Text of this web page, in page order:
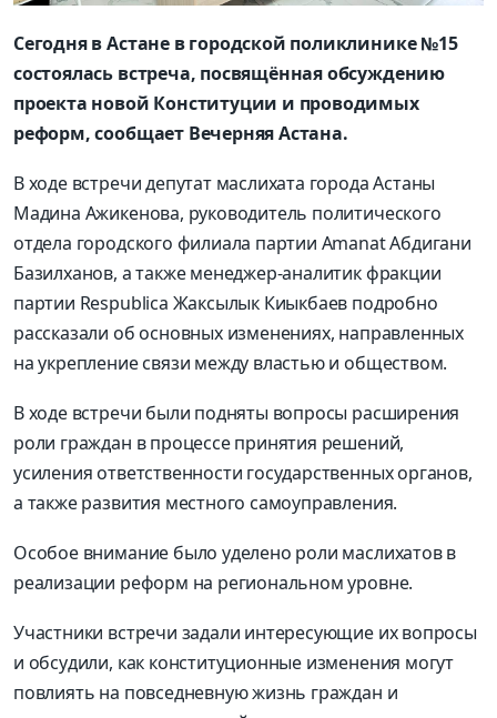
Сегодня в Астане в городской поликлинике №15
состоялась встреча, посвящённая обсуждению
проекта новой Конституции и проводимых
реформ, сообщает Вечерняя Астана.
В ходе встречи депутат маслихата города Астаны
Мадина Ажикенова, руководитель политического
отдела городского филиала партии Amanat Абдигани
Базилханов, а также менеджер-аналитик фракции
партии Respublica Жаксылык Киыкбаев подробно
рассказали об основных изменениях, направленных
на укрепление связи между властью и обществом.
В ходе встречи были подняты вопросы расширения
роли граждан в процессе принятия решений,
усиления ответственности государственных органов,
а также развития местного самоуправления.
Особое внимание было уделено роли маслихатов в
реализации реформ на региональном уровне.
Участники встречи задали интересующие их вопросы
и обсудили, как конституционные изменения могут
повлиять на повседневную жизнь граждан и